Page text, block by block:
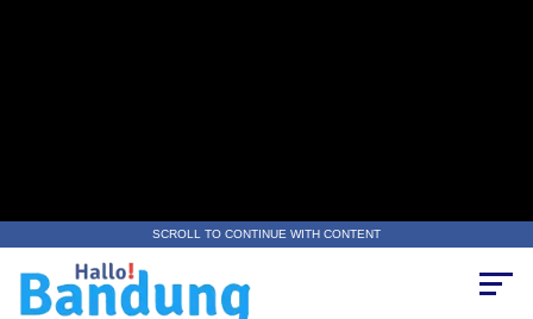
SCROLL TO CONTINUE WITH CONTENT